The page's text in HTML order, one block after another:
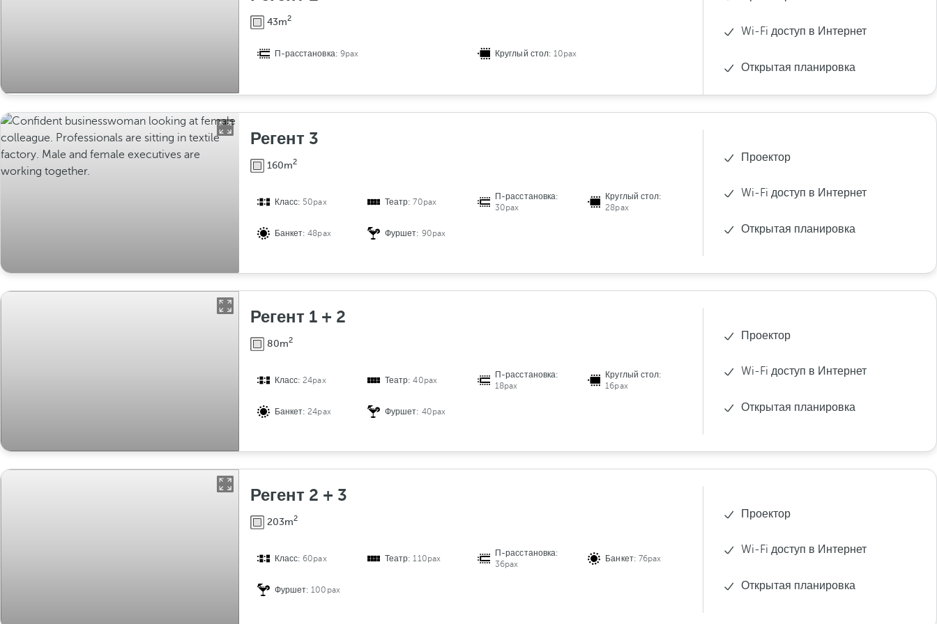
43m2
П-расстановка: 9pax Круглый стол: 10pax
Wi-Fi доступ в Интернет
Открытая планировка
Регент 3
160m2
Класс: 50pax Театр:70pax
П-расстановка:
30pax
Круглый стол:
28pax
Банкет:48pax Фуршет: 90pax
Проектор
Wi-Fi доступ в Интернет
Открытая планировка
Регент 1 + 2
80m2
Класс:24pax Театр:40pax
П-расстановка:
18pax
Круглый стол:
16pax
Банкет:24pax Фуршет: 40pax
Проектор
Wi-Fi доступ в Интернет
Открытая планировка
Регент 2 + 3
203m2
Класс:60pax Театр:110pax
П-расстановка:
36pax
Банкет: 76pax
Фуршет:100pax
Проектор
Wi-Fi доступ в Интернет
Открытая планировка